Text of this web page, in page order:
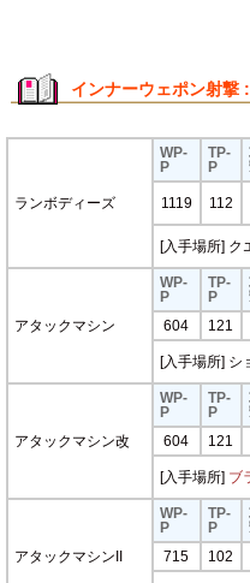
インナーウェポン射撃
ランボディーズ
WP-
P
TP-
P
1119 112
[入手場所] ク
アタックマシン
WP-
P
TP-
P
604 121
[入手場所] シ
アタックマシン改
WP-
P
TP-
P
604 121
[入手場所] ブ
アタックマシンII
WP-
P
TP-
P
715 102